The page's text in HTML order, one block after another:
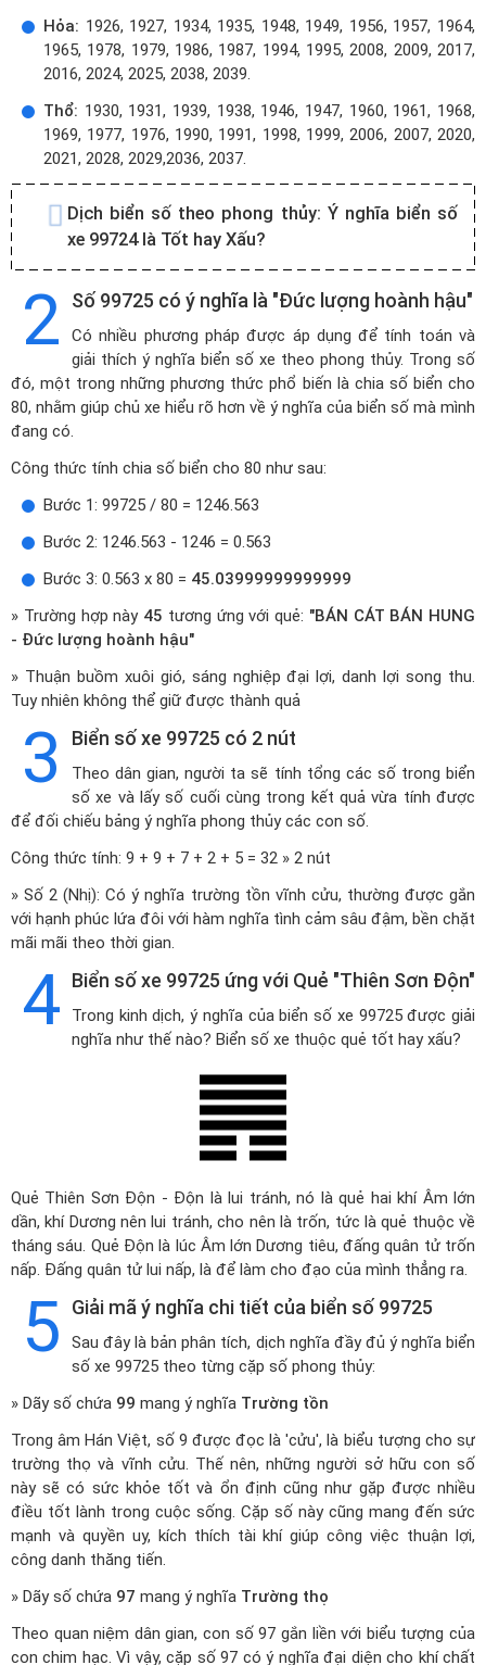
Hỏa: 1926, 1927, 1934, 1935, 1948, 1949, 1956, 1957, 1964,
1965, 1978, 1979, 1986, 1987, 1994, 1995, 2008, 2009, 2017,
2016, 2024, 2025, 2038, 2039.
Thổ: 1930, 1931, 1939, 1938, 1946, 1947, 1960, 1961, 1968,
1969, 1977, 1976, 1990, 1991, 1998, 1999, 2006, 2007, 2020,
2021, 2028, 2029,2036, 2037.
Dịch biển số theo phong thủy: Ý nghĩa biển số
xe 99724 là Tốt hay Xấu?
2 Số 99725 có ý nghĩa là "Đức lượng hoành hậu"
Có nhiều phương pháp được áp dụng để tính toán và
giải thích ý nghĩa biển số xe theo phong thủy. Trong số
đó, một trong những phương thức phổ biến là chia số biển cho
80, nhằm giúp chủ xe hiểu rõ hơn về ý nghĩa của biển số mà mình
đang có.
Công thức tính chia số biển cho 80 như sau:
Bước 1: 99725 / 80 = 1246.563
Bước 2: 1246.563 - 1246 = 0.563
Bước 3: 0.563 x 80 = 45.03999999999999
» Trường hợp này 45 tương ứng với quẻ: "BÁN CÁT BÁN HUNG
- Đức lượng hoành hậu"
» Thuận buồm xuôi gió, sáng nghiệp đại lợi, danh lợi song thu.
Tuy nhiên không thể giữ được thành quả
3 Biển số xe 99725 có 2 nút
Theo dân gian, người ta sẽ tính tổng các số trong biển
số xe và lấy số cuối cùng trong kết quả vừa tính được
để đối chiếu bảng ý nghĩa phong thủy các con số.
Công thức tính: 9 + 9 + 7 + 2 + 5 = 32 » 2 nút
» Số 2 (Nhị): Có ý nghĩa trường tồn vĩnh cửu, thường được gắn
với hạnh phúc lứa đôi với hàm nghĩa tình cảm sâu đậm, bền chặt
mãi mãi theo thời gian.
4 Biển số xe 99725 ứng với Quẻ "Thiên Sơn Độn"
Trong kinh dịch, ý nghĩa của biển số xe 99725 được giải
nghĩa như thế nào? Biển số xe thuộc quẻ tốt hay xấu?
Quẻ Thiên Sơn Độn - Độn là lui tránh, nó là quẻ hai khí Âm lớn
dần, khí Dương nên lui tránh, cho nên là trốn, tức là quẻ thuộc về
tháng sáu. Quẻ Độn là lúc Âm lớn Dương tiêu, đấng quân tử trốn
nấp. Đấng quân tử lui nấp, là để làm cho đạo của mình thẳng ra.
5 Giải mã ý nghĩa chi tiết của biển số 99725
Sau đây là bản phân tích, dịch nghĩa đầy đủ ý nghĩa biển
số xe 99725 theo từng cặp số phong thủy:
» Dãy số chứa 99 mang ý nghĩa Trường tồn
Trong âm Hán Việt, số 9 được đọc là 'cửu', là biểu tượng cho sự
trường thọ và vĩnh cửu. Thế nên, những người sở hữu con số
này sẽ có sức khỏe tốt và ổn định cũng như gặp được nhiều
điều tốt lành trong cuộc sống. Cặp số này cũng mang đến sức
mạnh và quyền uy, kích thích tài khí giúp công việc thuận lợi,
công danh thăng tiến.
» Dãy số chứa 97 mang ý nghĩa Trường thọ
Theo quan niệm dân gian, con số 97 gắn liền với biểu tượng của
con chim hạc. Vì vậy, cặp số 97 có ý nghĩa đại diện cho khí chất